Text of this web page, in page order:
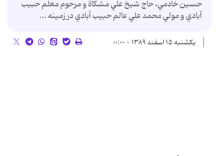
حسين خادمي، حاج شيخ علي مشکاة و مرحوم معلم حبيب‏
آبادي و مولي محمد علي عالم حبيب‏ آبادي در زمينه ...
یکشنبه ۱۵ اسفند ۱۳۸۹ - ۰۰:۰۰